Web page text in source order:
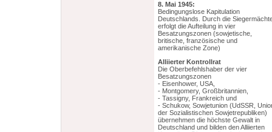
8. Mai 1945:
Bedingungslose Kapitulation
Deutschlands. Durch die
erfolgt die Aufteilung in vier
Besatzungszonen (sowjetische,
britische, französische und
amerikanische Zone)
Alliierter Kontrollrat
Die Oberbefehlshaber der vier
Besatzungszonen
- Eisenhower, USA,
- Montgomery, Großbritannien,
- Tassigny, Frankreich und
- Schukow, Sowjetunion (UdSSR,
der Sozialistischen Sowjetrepubliken)
übernehmen die höchste Gewalt in
Deutschland und bilden den Alliierten